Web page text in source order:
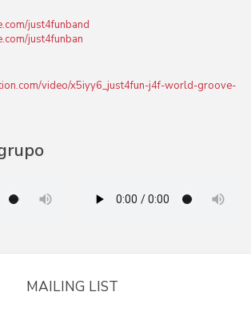
just4funband
just4funban
video/x5iyy6_just4fun-j4f-world-groove-
MAILING LIST